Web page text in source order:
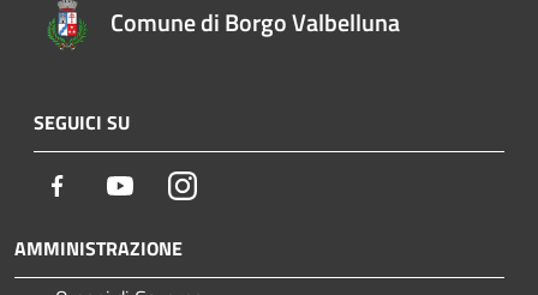
Comune di Borgo Valbelluna
SEGUICI SU
Facebook YoutubeInstagram
AMMINISTRAZIONE